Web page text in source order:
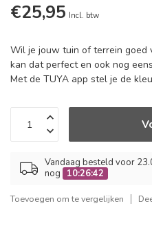
€25,95 Incl. btw
Wil je jouw tuin of terrein goed
kan dat perfect en ook nog
Met de TUYA app stel je de
Vandaag besteld voor
nog
10:26:42
Toevoegen om te vergelijken